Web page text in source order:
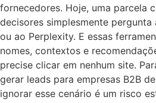
fornecedores. Hoje, uma parcela
decisores simplesmente pergunta
ou ao Perplexity. E essas
nomes, contextos e
precise clicar em nenhum site.
gerar leads para empresas B2B
ignorar esse cenário é um risco